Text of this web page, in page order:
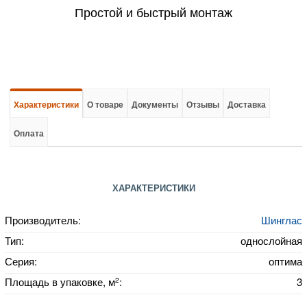
Простой и быстрый монтаж
Характеристики О товаре Документы Отзывы Доставка
Оплата
ХАРАКТЕРИСТИКИ
Производитель:
Шинглас
Тип:
однослойная
Серия:
оптима
Площадь в упаковке, м2:
3